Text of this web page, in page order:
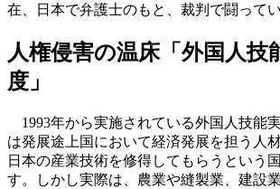
在、日本で弁護士のもと、裁判で闘ってい
人権侵害の温床「外国人技
度」
1993年から実施されている外国人技能
は発展途上国において経済発展を担う人
日本の産業技術を修得してもらうという
す。しかし実際は、農業や縫製業、建設